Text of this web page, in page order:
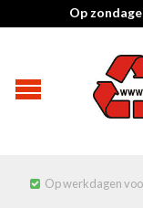
Op
 Op werkdagen